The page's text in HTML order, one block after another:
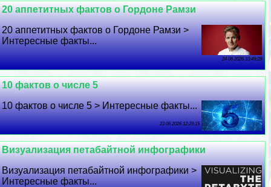
20 аппетитных фактов о Гордоне Рамзи
20 аппетитных фактов о Гордоне Рамзи >
Интересные факты...
24 06 2026 10:49:28
10 фактов о числе 5
10 фактов о числе 5 > Интересные факты...
23 06 2026 12:29:15
Визуализация петабайтной инфографики
Визуализация петабайтной инфографики >
Интересные факты...